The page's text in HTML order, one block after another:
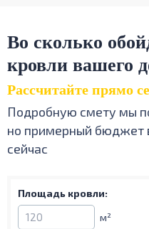
Во сколько
кровли вашего
Рассчитайте прямо
Подробную смету мы
но примерный бюджет
сейчас
Площадь кровли:
м²